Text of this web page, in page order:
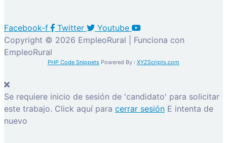
Facebook-f Twitter
Youtube
Copyright © 2026 EmpleoRural | Funciona con
EmpleoRural
PHP Code Snippets Powered By : XYZScripts.com
Se requiere inicio de sesión de 'candidato' para solicitar
este trabajo. Click aquí para cerrar sesión E intenta de
nuevo